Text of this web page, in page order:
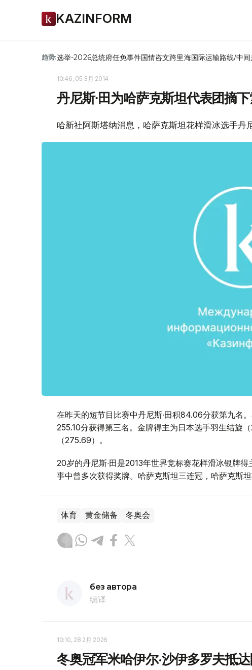
KAZINFORM
趋势:选举-2026总统府任免事件国情咨文跨里海国际运输路线/中
10:46, 05 3月 2014
丹尼斯∙田为哈萨克斯坦代表团摘
哈新社阿斯塔纳消息，哈萨克斯坦花样滑冰选手丹
在昨天的短节目比赛中丹尼斯∙田积84.06分获第九名
255.10分获得第三名。金牌得主为日本选手羽生结旋
（275.69）。
20岁的丹尼斯∙田是2013年世界竞标赛花样滑冰银牌
事中曾多次获得奖牌。哈萨克斯坦三连冠，哈萨克斯
体育 黄金储备 冬奥会
без автора
编译
10:10, 28 2月 2026
冬奥冠军米哈伊尔·沙伊多罗夫抵